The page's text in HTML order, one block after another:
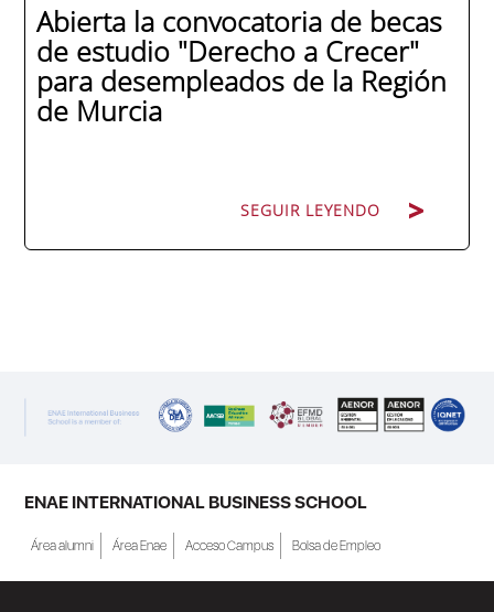
Abierta la convocatoria de becas
de estudio "Derecho a Crecer"
para desempleados de la Región
de Murcia
SEGUIR LEYENDO
a Crecer". El programa está dirigido a
personas inscritas como demandantes de
becas de estudio parciales (50%), además
de al menos una beca...
ENAE INTERNATIONAL BUSINESS SCHOOL
Área alumni Área Enae Acceso Campus Bolsa de Empleo